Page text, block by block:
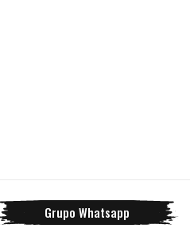
Grupo Whatsapp